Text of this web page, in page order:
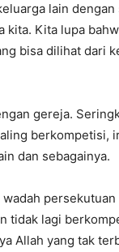
lain dengan
kita. Kita lupa
bisa dilihat dari
gereja.
berkompetisi,
dan sebagainya.
persekutuan
tidak lagi
Allah yang tak